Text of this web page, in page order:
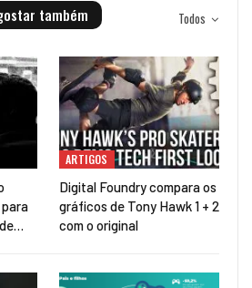
Todos
também
para
ARTIGOS
Digital Foundry compara os
gráficos de Tony Hawk 1 + 2
com o original